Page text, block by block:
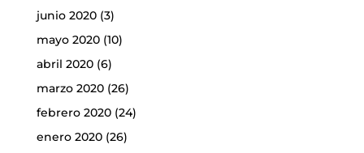
junio 2020(3)
mayo 2020(10)
abril 2020(6)
marzo 2020(26)
febrero 2020(24)
enero 2020(26)